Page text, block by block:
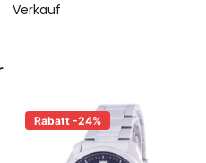
Verkauf
Rabatt -24%